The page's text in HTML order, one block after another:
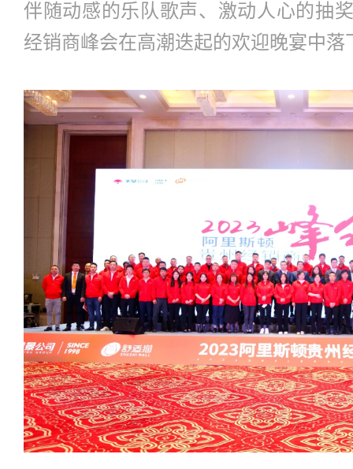
伴随动感的乐队歌声、激动人心的抽
经销商峰会在高潮迭起的欢迎晚宴中落